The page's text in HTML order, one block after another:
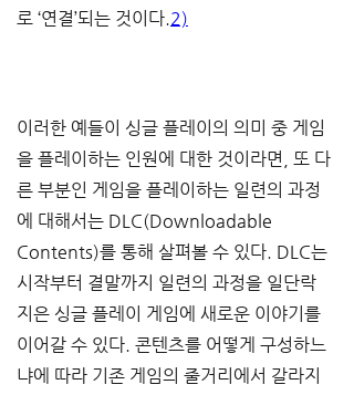
로 ‘연결’되는 것이다.2)
이러한 예들이 싱글 플레이의 의미 중 게임
을 플레이하는 인원에 대한 것이라면, 또 다
른 부분인 게임을 플레이하는 일련의 과정
에 대해서는 DLC(Downloadable
Contents)를 통해 살펴볼 수 있다. DLC는
시작부터 결말까지 일련의 과정을 일단락
지은 싱글 플레이 게임에 새로운 이야기를
이어갈 수 있다. 콘텐츠를 어떻게 구성하느
냐에 따라 기존 게임의 줄거리에서 갈라지